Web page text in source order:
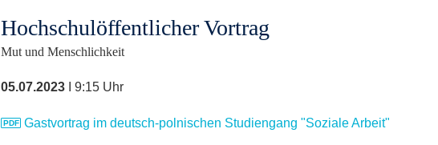
Hochschulöffentlicher Vortrag
Mut und Menschlichkeit
05.07.2023 I 9:15 Uhr
Gastvortrag im deutsch-polnischen Studiengang "Soziale Arbeit"